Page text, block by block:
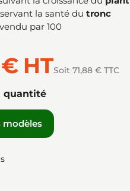
la santé du tronc
par 100
HTSoit 71,88 € TTC
quantité
modèles